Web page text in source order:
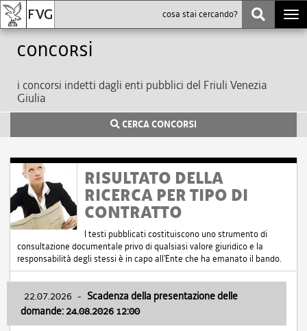
Concorsi
i concorsi indetti dagli enti pubblici del Friuli Venezia
Giulia
CERCA CONCORSI
RISULTATO DELLA
RICERCA PER TIPO DI
CONTRATTO
I testi pubblicati costituiscono uno strumento di
consultazione documentale privo di qualsiasi valore giuridico e la
responsabilità degli stessi è in capo all'Ente che ha emanato il bando.
22.07.2026 - Scadenza della presentazione delle
domande: 24.08.2026 12:00